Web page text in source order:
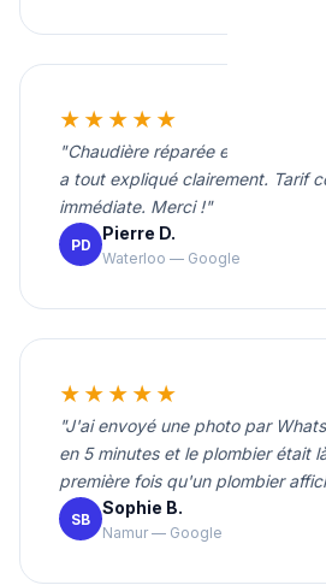
★★★★★
"Chaudière réparée en une
a tout expliqué clairement. Tarif
immédiate. Merci !"
PD
Pierre D.
Waterloo — Google
★★★★★
"J'ai envoyé une photo par
en 5 minutes et le plombier était
première fois qu'un plombier
SB
Sophie B.
Namur — Google